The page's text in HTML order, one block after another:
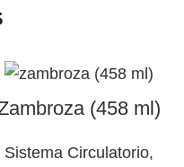
(458 ml)
Sistema Circulatorio,